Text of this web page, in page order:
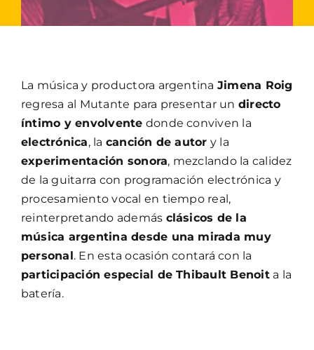
La música y productora argentina Jimena Roig
regresa al Mutante para presentar un directo
íntimo y envolvente donde conviven la
electrónica, la canción de autor y la
experimentación sonora, mezclando la calidez
de la guitarra con programación electrónica y
procesamiento vocal en tiempo real,
reinterpretando además clásicos de la
música argentina desde una mirada muy
personal. En esta ocasión contará con la
participación especial de Thibault Benoita la
batería.